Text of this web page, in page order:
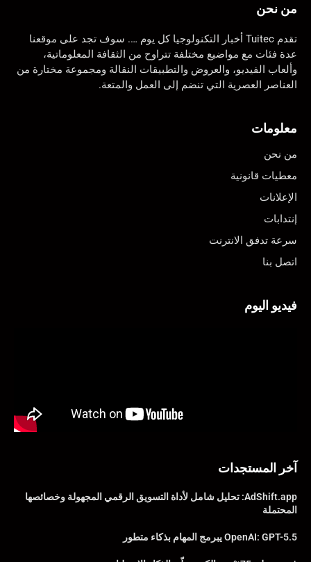
من نحن
تقدم Tuitec أخبار التكنولوجيا كل يوم …. سوف تجد على موقعنا
عدة فئات مع مواضيع مختلفة تتراوح من الثقافة المعلوماتية،
وألعاب الفيديو، والعروض والتطبيقات النقالة ومجموعة مختارة من
العناصر العصرية التي تنضم إلى العمل والمتعة.
معلومات
من نحن
معطيات قانونية
الإعلانات
إنتدابات
سرعة تدفق الانترنت
اتصل بنا
فيديو اليوم
آخر المستجدات
AdShift.app: تحليل شامل لأداة التسويق الرقمي المجهولة وخصائصها
المحتملة
OpenAI: GPT-5.5 يبرمج المهام بذكاء متطور